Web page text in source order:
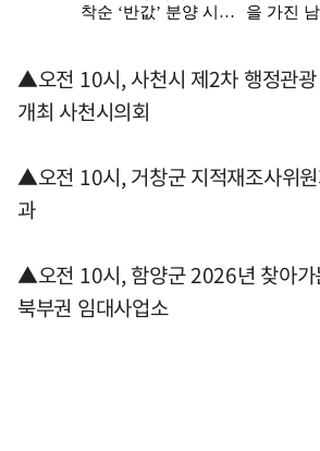
▲오전 10시, 사천시 제2차 행정관광
개최 사천시의회
▲오전 10시, 거창군 지적재조사위
과
▲오전 10시, 함양군 2026년 찾아가
북부권 임대사업소